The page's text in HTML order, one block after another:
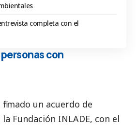
completa con el
con
un acuerdo de
Fundación INLADE, con el